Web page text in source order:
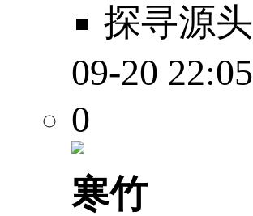
探寻源头
09-20 22:05
0
寒竹